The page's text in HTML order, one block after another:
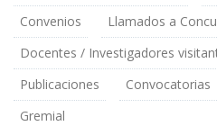
Convenios
Llamados a
Docentes / Investigadores
Publicaciones
Convocatorias
Gremial